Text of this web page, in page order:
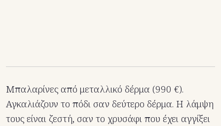
Μπαλαρίνες από μεταλλικό δέρμα (990 €).
Αγκαλιάζουν το πόδι σαν δεύτερο δέρμα. Η λάμψη
τους είναι ζεστή, σαν το χρυσάφι που έχει αγγίξει